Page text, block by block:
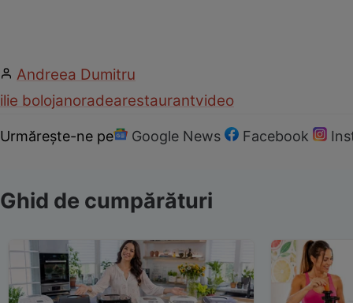
Andreea Dumitru
ilie bolojanoradearestaurantvideo
Urmărește-ne pe Google News Facebook
Ghid de cumpărături